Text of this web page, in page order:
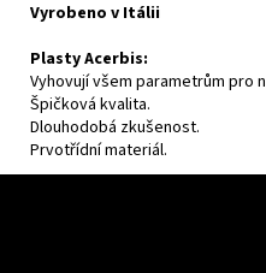
Vyrobeno v Itálii
Plasty Acerbis:
Vyhovují všem parametrům pro
Špičková kvalita.
Dlouhodobá zkušenost.
Prvotřídní materiál.